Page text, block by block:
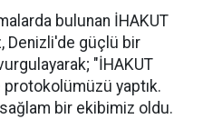
bulunan İHAKUT
Denizli'de güçlü bir
"İHAKUT
protokolümüzü yaptık.
bir ekibimiz oldu.